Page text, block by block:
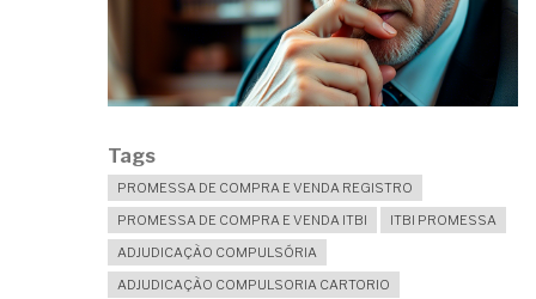
Tags
PROMESSA DE COMPRA E VENDA REGISTRO
PROMESSA DE COMPRA E VENDA ITBI
ITBI PROMESSA
ADJUDICAÇÃO COMPULSÓRIA
ADJUDICAÇÃO COMPULSORIA CARTORIO